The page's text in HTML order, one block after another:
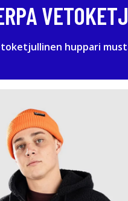
huppari